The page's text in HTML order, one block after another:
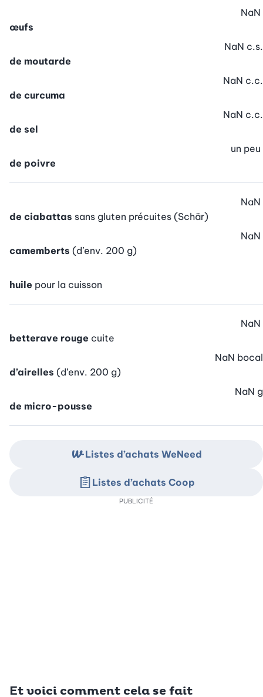
œufs
NaN
de moutarde
NaN c.s.
de curcuma
NaN c.c.
de sel
NaN c.c.
de poivre
un peu
de ciabattas sans gluten précuites (Schär)
NaN
camemberts (d’env. 200 g)
NaN
huile pour la cuisson
betterave rouge cuite
NaN
d’airelles (d’env. 200 g)
NaN bocal
de micro-pousse
NaN g
Et voici comment cela se fait
Listes d’achats WeNeed
Listes d’achats Coop
PUBLICITÉ